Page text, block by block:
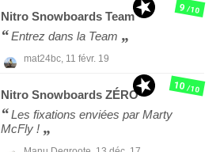
Nitro Snowboards Team
Entrez dans la Team
mat24bc, 11 févr. 19
9/10
Nitro Snowboards ZÉRO
Les fixations enviées par Marty
McFly !
10/10